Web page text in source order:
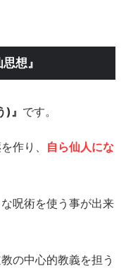
想』
』 です。
作り、 自ら仙人にな
呪術を使う事が出来
の中心的教義を担う